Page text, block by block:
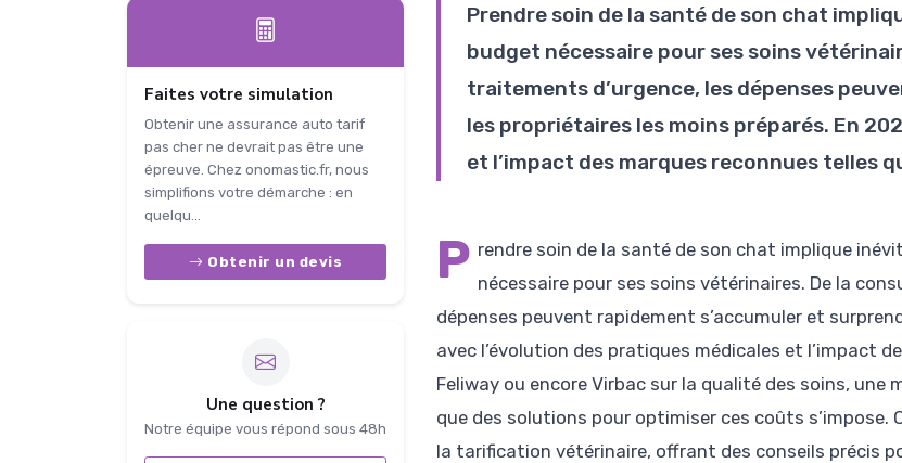
Faites votre simulation
Obtenir une assurance auto tarif
pas cher ne devrait pas être une
épreuve. Chez onomastic.fr, nous
simplifions votre démarche : en
quelqu...
Obtenir un devis
Une question ?
Notre équipe vous répond sous 48h
Prendre soin de la santé de son chat
budget nécessaire pour ses soins
traitements d’urgence, les dépenses
les propriétaires les moins préparés. En
et l’impact des marques reconnues telles
P rendre soin de la santé de son chat implique
nécessaire pour ses soins vétérinaires. De la
dépenses peuvent rapidement s’accumuler et
avec l’évolution des pratiques médicales et l’impact
Feliway ou encore Virbac sur la qualité des soins,
que des solutions pour optimiser ces coûts
la tarification vétérinaire, offrant des conseils précis